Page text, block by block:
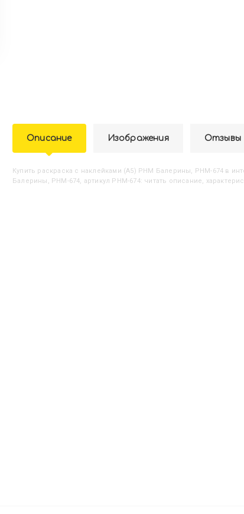
Описание Изображения Отзывы
Купить Раскраска с наклейками (А5) РНМ Балерины, РНМ-674 в
Балерины, РНМ-674, артикул РНМ-674: читать описание,